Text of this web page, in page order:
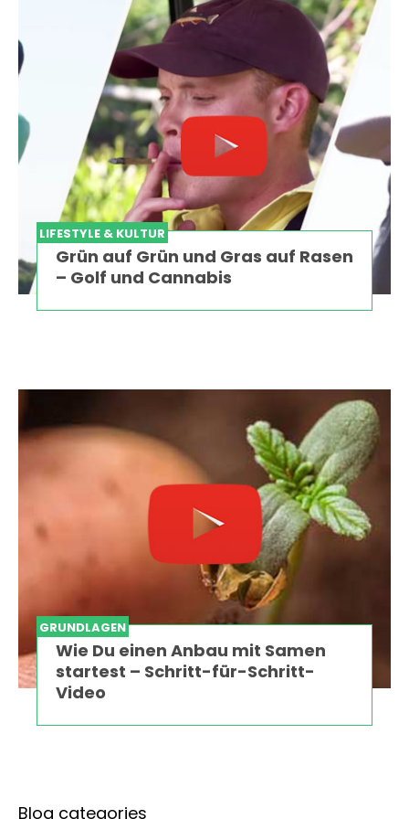
LIFESTYLE & KULTUR
Grün auf Grün und Gras auf Rasen
– Golf und Cannabis
GRUNDLAGEN
Wie Du einen Anbau mit Samen
startest – Schritt-für-Schritt-
Video
Blog categories